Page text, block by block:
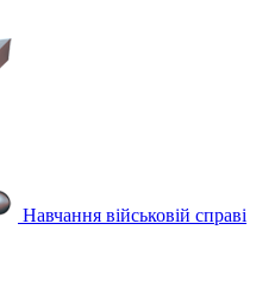
Навчання військовій справі